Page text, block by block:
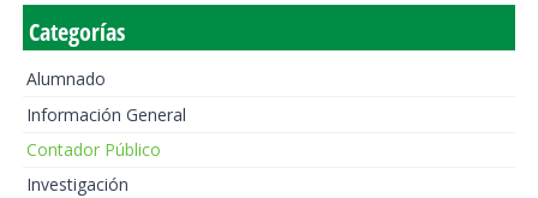
Categorías
Alumnado
Información General
Contador Público
Investigación